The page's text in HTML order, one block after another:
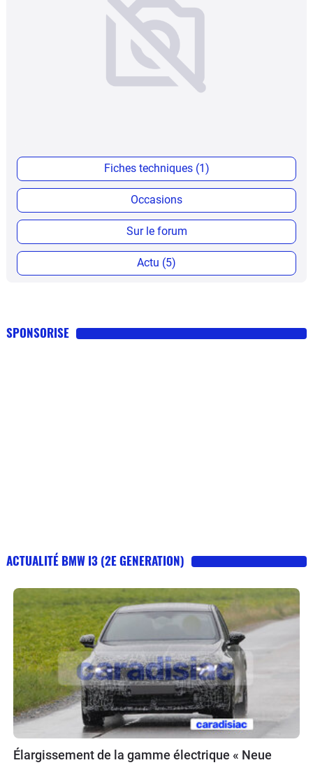
Fiches techniques (1)
Occasions
Sur le forum
Actu (5)
SPONSORISE
ACTUALITÉ BMW I3 (2E GENERATION)
Élargissement de la gamme électrique « Neue